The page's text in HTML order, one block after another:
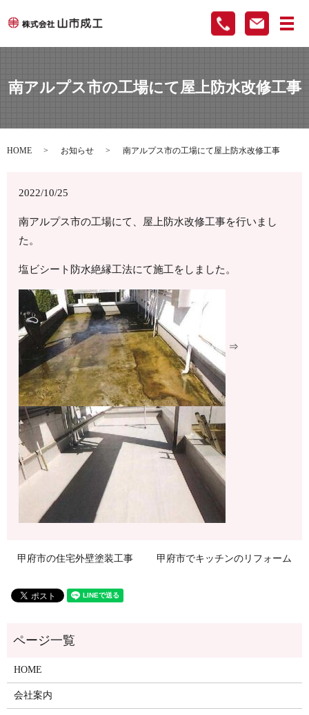
メ
南アルプス市の工場にて屋上防水改修工事
HOME お知らせ 南アルプス市の工場にて屋上防水改修工事
2022/10/25
南アルプス市の工場にて、屋上防水改修工事を行いまし
た。
塩ビシート防水絶縁工法にて施工をしました。
⇒
甲府市の住宅外壁塗装工事 甲府市でキッチンのリフォーム
HOME
会社案内